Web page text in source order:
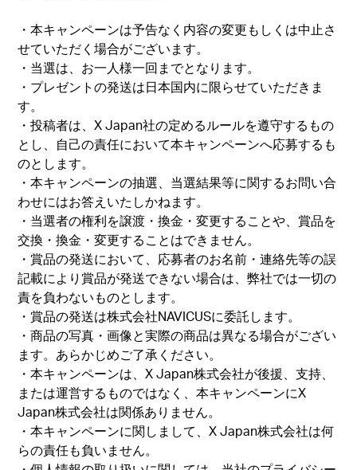
・本キャンペーンは予告なく内容の変更もしくは中止さ
せていただく場合がございます。
・当選は、お一人様一回までとなります。
・プレゼントの発送は日本国内に限らせていただきま
す。
・投稿者は、X Japan社の定めるルールを遵守するもの
とし、自己の責任において本キャンペーンへ応募するも
のとします。
・本キャンペーンの抽選、当選結果等に関するお問い合
わせにはお答えいたしかねます。
・当選者の権利を譲渡・換金・変更することや、賞品を
交換・換金・変更することはできません。
・賞品の発送において、応募者のお名前・連絡先等の誤
記載により賞品が発送できない場合は、弊社では一切の
責を負わないものとします。
・賞品の発送は株式会社NAVICUSに委託します。
・商品の写真・画像と実際の商品は異なる場合がござい
ます。あらかじめご了承ください。
・本キャンペーンは、X Japan株式会社が後援、支持、
または運営するものではなく、本キャンペーンにX
Japan株式会社は関係ありません。
・本キャンペーンに関しまして、X Japan株式会社は何
らの責任も負いません。